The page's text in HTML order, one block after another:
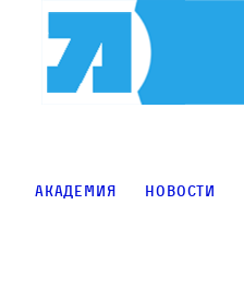
Академия Новости